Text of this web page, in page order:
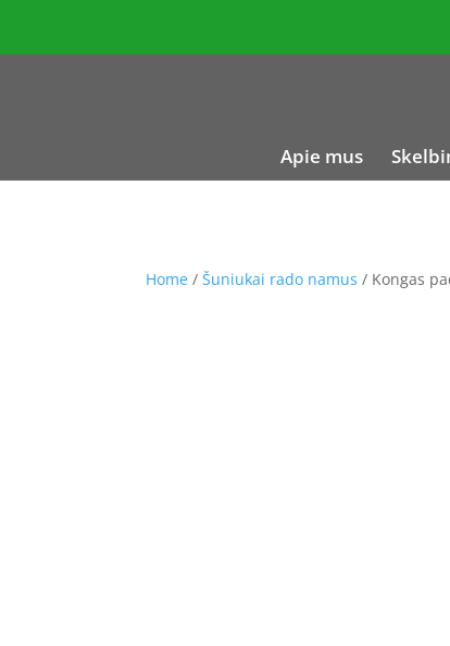
Apie mus
Home /Šuniukai rado namus / Kongas